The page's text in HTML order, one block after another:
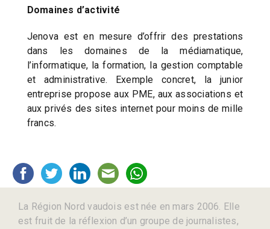
Domaines d’activité
Jenova est en mesure d’offrir des prestations
dans les domaines de la médiamatique,
l’informatique, la formation, la gestion comptable
et administrative. Exemple concret, la junior
entreprise propose aux PME, aux associations et
aux privés des sites internet pour moins de mille
francs.
La Région Nord vaudois est née en mars 2006. Elle
est fruit de la réflexion d’un groupe de journalistes,